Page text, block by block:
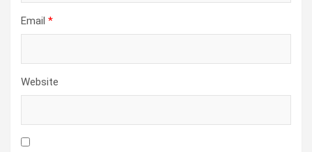
Email *
Website